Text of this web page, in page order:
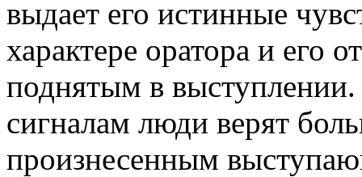
выдает его истинные
характере оратора и его
поднятым в
сигналам люди верят
произнесенным